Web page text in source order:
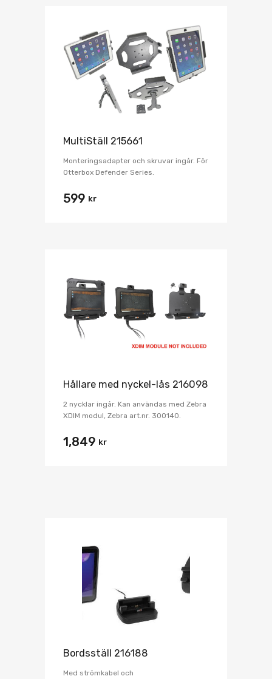
MultiStäll 215661
Monteringsadapter och skruvar ingår. För
Otterbox Defender Series.
599 kr
Hållare med nyckel-lås 216098
2 nycklar ingår. Kan användas med Zebra
XDIM modul, Zebra art.nr. 300140.
1,849 kr
Bordsställ 216188
Med strömkabel och